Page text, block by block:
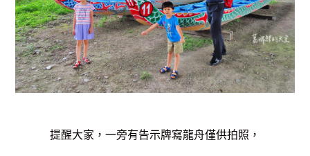
提醒大家，一旁有告示牌寫龍舟僅供拍照，